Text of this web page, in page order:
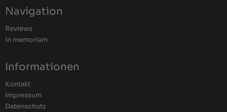
Navigation
Reviews
In memoriam
Informationen
Kontakt
Impressum
Datenschutz